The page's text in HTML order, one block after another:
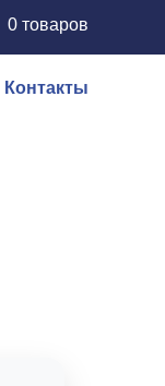
0 товаров
Контакты